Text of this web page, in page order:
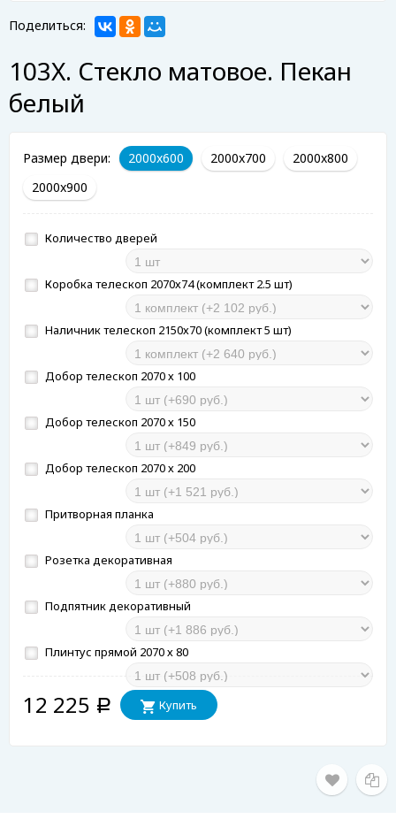
Поделиться:
103X. Стекло матовое. Пекан
белый
Размер двери: 2000x600 2000x700
2000x800
2000x900
Количество дверей
Коробка телескоп 2070х74 (комплект 2.5 шт)
Наличник телескоп 2150х70 (комплект 5 шт)
Добор телескоп 2070 х 100
Добор телескоп 2070 х 150
Добор телескоп 2070 х 200
Притворная планка
Розетка декоративная
Подпятник декоративный
Плинтус прямой 2070 х 80
12 225 Р Купить